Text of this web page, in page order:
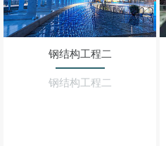
钢结构工程二
钢结构工程二